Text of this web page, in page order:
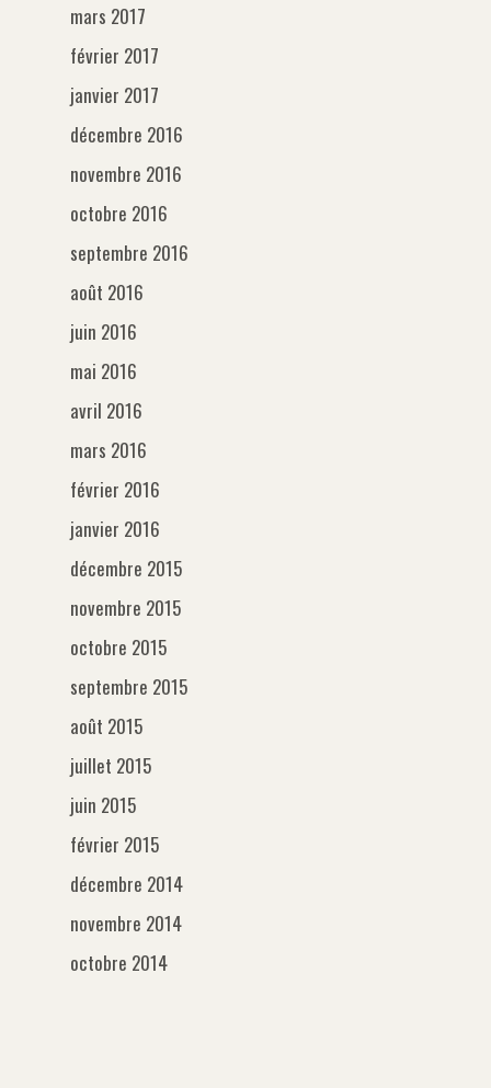
mars 2017
février 2017
janvier 2017
décembre 2016
novembre 2016
octobre 2016
septembre 2016
août 2016
juin 2016
mai 2016
avril 2016
mars 2016
février 2016
janvier 2016
décembre 2015
novembre 2015
octobre 2015
septembre 2015
août 2015
juillet 2015
juin 2015
février 2015
décembre 2014
novembre 2014
octobre 2014